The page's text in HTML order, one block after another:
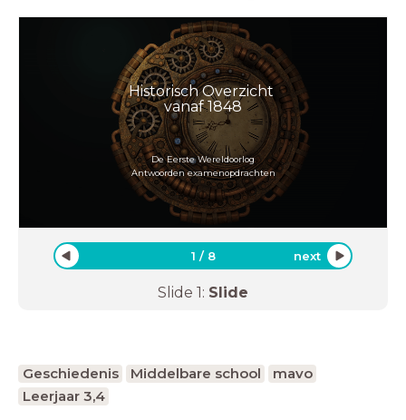
Historisch Overzicht
vanaf 1848
De Eerste Wereldoorlog
Antwoorden examenopdrachten
1 / 8 next
Slide 1: Slide
Geschiedenis Middelbare school
mavo
Leerjaar 3,4